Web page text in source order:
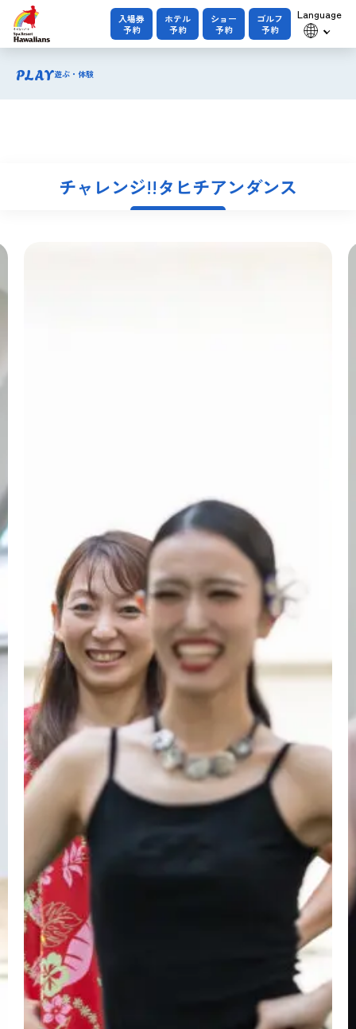
入場券
予約
ホテル
予約
ショー
予約
ゴルフ
予約
Language
PLAY遊ぶ・体験
チャレンジ!!タヒチアンダンス